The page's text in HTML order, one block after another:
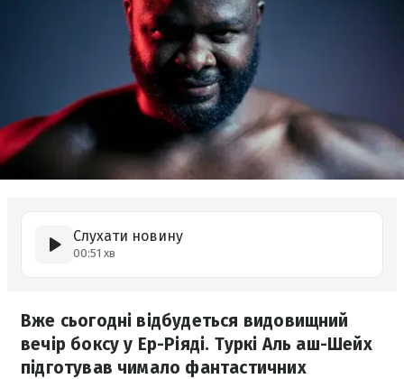
Слухати новину
00:51 хв
Вже сьогодні відбудеться видовищний
вечір боксу у Ер-Ріяді. Туркі Аль аш-Шейх
підготував чимало фантастичних